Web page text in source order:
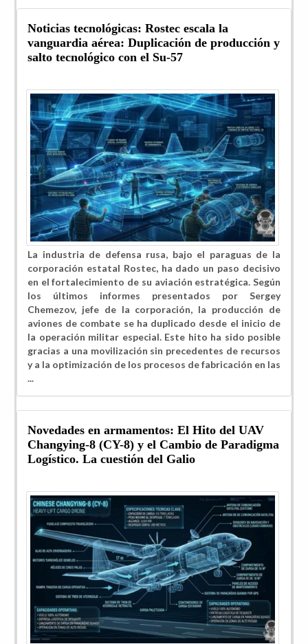
Noticias tecnológicas: Rostec escala la
vanguardia aérea: Duplicación de producción y
salto tecnológico con el Su-57
La industria de defensa rusa, bajo el paraguas de la
corporación estatal Rostec, ha dado un paso decisivo
en el fortalecimiento de su aviación estratégica. Según
los últimos informes presentados por Sergey
Chemezov, jefe de la corporación, la producción de
aviones de combate se ha duplicado desde el inicio de
la operación militar especial. Este hito ha sido posible
gracias a una movilización sin precedentes de recursos
y a la optimización de los procesos de fabricación en las
...
Novedades en armamentos: El Hito del UAV
Changying-8 (CY-8) y el Cambio de Paradigma
Logístico. La cuestión del Galio